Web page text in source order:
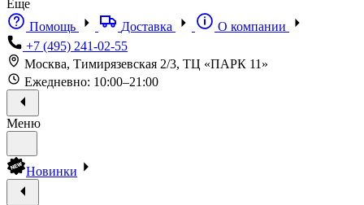
Еще
Помощь
Доставка
О компании
+7 (495) 241-02-55
Москва, Тимирязевская 2/3, ТЦ «ПАРК 11»
Ежедневно: 10:00–21:00
Меню
Новинки